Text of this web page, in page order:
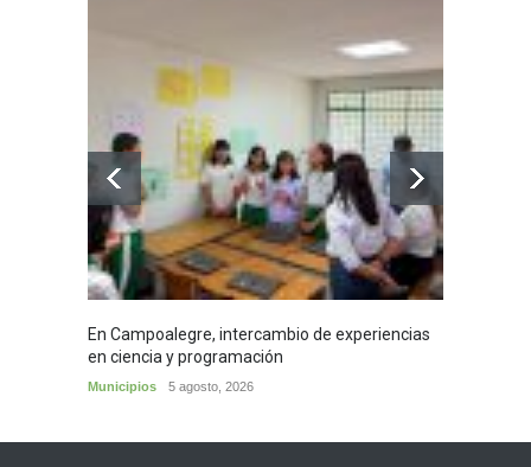
En Campoalegre, intercambio de experiencias
en ciencia y programación
Municipios 5 agosto, 2026